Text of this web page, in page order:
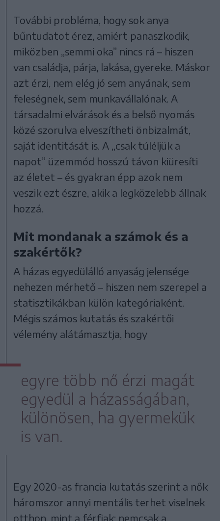
További probléma, hogy sok anya
bűntudatot érez, amiért panaszkodik,
miközben „semmi oka” nincs rá – hiszen
van családja, párja, lakása, gyereke. Máskor
azt érzi, nem elég jó sem anyának, sem
feleségnek, sem munkavállalónak. A
társadalmi elvárások és a belső nyomás
közé szorulva elveszítheti önbizalmát,
saját identitását is. A „csak túléljük a
napot” üzemmód hosszú távon kiüresíti
az életet – és gyakran épp azok nem
veszik ezt észre, akik a legközelebb állnak
hozzá.
Mit mondanak a számok és a
szakértők?
A házas egyedülálló anyaság jelensége
nehezen mérhető – hiszen nem szerepel a
statisztikákban külön kategóriaként.
Mégis számos kutatás és szakértői
vélemény alátámasztja, hogy
egyre több nő érzi magát
egyedül a házasságában,
különösen, ha gyermekük
is van.
Egy 2020-as francia kutatás szerint a nők
háromszor annyi mentális terhet viselnek
otthon, mint a férfiak: nemcsak a